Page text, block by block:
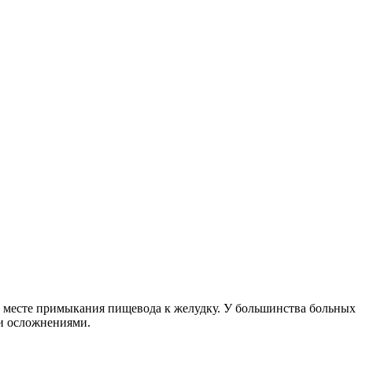
месте примыкания пищевода к желудку. У большинства больных
осложнениями.